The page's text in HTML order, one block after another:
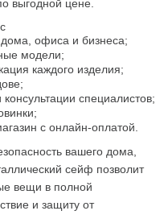
выгодной цене.
офиса и бизнеса;
модели;
каждого изделия;
специалистов;
с онлайн-оплатой.
вашего дома,
сейф позволит
вещи в полной
и защиту от